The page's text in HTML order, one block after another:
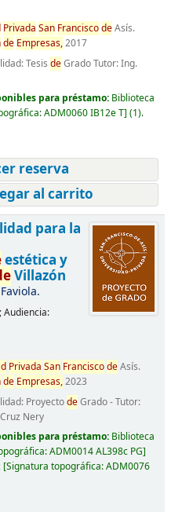
Privada San FranciscodeAsís.
de Empresas,2017
Tesis deGrado Tutor: Ing.
para préstamo: Biblioteca
ADM0060 IB12e T (1).
reserva
al carrito
para la
estética y
Villazón
Audiencia:
Privada San FranciscodeAsís.
de Empresas,2023
ProyectodeGrado - Tutor:
Nery
para préstamo: Biblioteca
ADM0014 AL398c PG
Signatura topográfica:ADM0076